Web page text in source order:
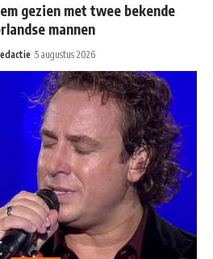
gezien met twee bekende
mannen
5 augustus 2026